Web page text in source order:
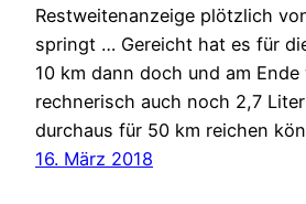
Restweitenanzeige plötzlich
springt … Gereicht hat es für
10 km dann doch und am Ende
rechnerisch auch noch 2,7
durchaus für 50 km reichen
16. März 2018